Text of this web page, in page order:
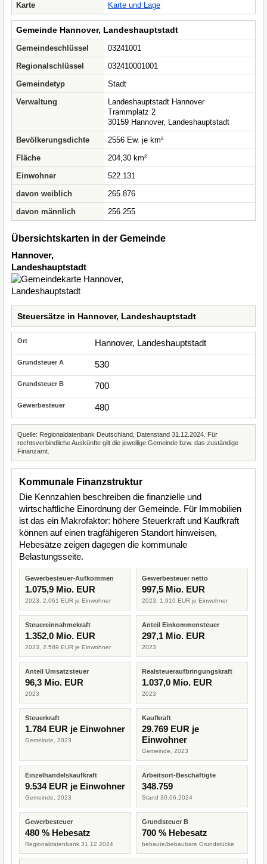
Karte
Karte und Lage
Gemeinde Hannover, Landeshauptstadt
Gemeindeschlüssel
03241001
Regionalschlüssel
032410001001
Gemeindetyp
Stadt
Verwaltung
Landeshauptstadt Hannover
Trammplatz 2
30159 Hannover, Landeshauptstadt
Bevölkerungsdichte
2556 Ew. je km²
Fläche
204,30 km²
Einwohner
522.131
davon weiblich
265.876
davon männlich
256.255
Übersichtskarten in der Gemeinde
Hannover,
Landeshauptstadt
Steuersätze in Hannover, Landeshauptstadt
Hannover, Landeshauptstadt
530
700
480
Quelle: Regionaldatenbank Deutschland, Datenstand 31.12.2024. Für
rechtsverbindliche Auskünfte gilt die jeweilige Gemeinde bzw. das zuständige
Finanzamt.
Kommunale Finanzstruktur
Die Kennzahlen beschreiben die finanzielle und
wirtschaftliche Einordnung der Gemeinde. Für Immobilien
ist das ein Makrofaktor: höhere Steuerkraft und Kaufkraft
können auf einen tragfähigeren Standort hinweisen,
Hebesätze zeigen dagegen die kommunale
Belastungsseite.
Gewerbesteuer-Aufkommen
1.075,9 Mio. EUR
2023, 2.061 EUR je Einwohner
Gewerbesteuer netto
997,5 Mio. EUR
2023, 1.910 EUR je Einwohner
Steuereinnahmekraft
1.352,0 Mio. EUR
2023, 2.589 EUR je Einwohner
Anteil Einkommensteuer
297,1 Mio. EUR
2023
Anteil Umsatzsteuer
96,3 Mio. EUR
2023
Realsteueraufbringungskraft
1.037,0 Mio. EUR
2023
Steuerkraft
1.784 EUR je Einwohner
Gemeinde, 2023
Kaufkraft
29.769 EUR je
Einwohner
Gemeinde, 2023
Einzelhandelskaufkraft
9.534 EUR je Einwohner
Gemeinde, 2023
Arbeitsort-Beschäftigte
348.759
Stand 30.06.2024
Gewerbesteuer
480 % Hebesatz
Regionaldatenbank 31.12.2024
Grundsteuer B
700 % Hebesatz
bebaute/bebaubare Grundstücke